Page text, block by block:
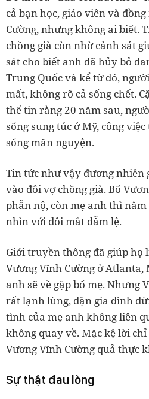
cả bạn học, giáo viên và
Cường, nhưng không ai biết.
chồng già còn nhờ cảnh sát
sát cho biết anh đã hủy bỏ
Trung Quốc và kể từ đó,
mất, không rõ cả sống chết.
thể tin rằng 20 năm sau,
sống sung túc ở Mỹ, công
sống mãn nguyện.
Tin tức như vậy đương nhiên
vào đôi vợ chồng già. Bố
phẫn nộ, còn mẹ anh thì
nhìn với đôi mắt đẫm lệ.
Giới truyền thông đã giúp họ
Vương Vĩnh Cường ở
anh sẽ về gặp bố mẹ. Nhưng
rất lạnh lùng, dặn gia đình
tình của mẹ anh không liên
không quay về. Mặc kệ lời
Vương Vĩnh Cường quả thực
Sự thật đau lòng